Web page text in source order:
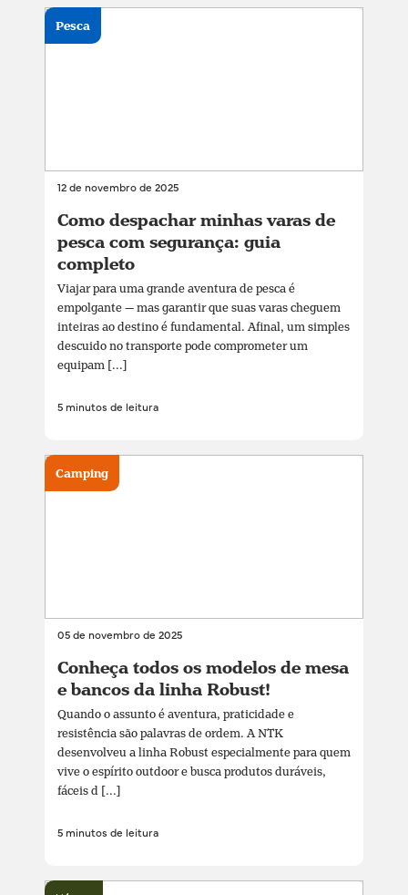
12 de novembro de 2025
Como despachar minhas varas de
pesca com segurança: guia
completo
Viajar para uma grande aventura de pesca é
empolgante — mas garantir que suas varas cheguem
inteiras ao destino é fundamental. Afinal, um simples
descuido no transporte pode comprometer um
equipam [...]
5 minutos de leitura
Pesca
05 de novembro de 2025
Conheça todos os modelos de mesa
e bancos da linha Robust!
Quando o assunto é aventura, praticidade e
resistência são palavras de ordem. A NTK
desenvolveu a linha Robust especialmente para quem
vive o espírito outdoor e busca produtos duráveis,
fáceis d [...]
5 minutos de leitura
Camping